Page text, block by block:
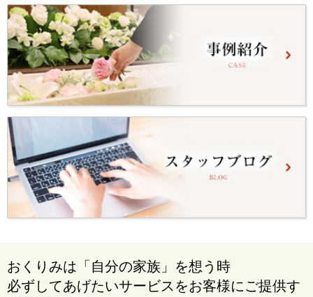
おくりみは「自分の家族」を想う時
必ずしてあげたいサービスをお客様にご提供す